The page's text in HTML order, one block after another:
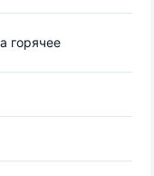
горячее